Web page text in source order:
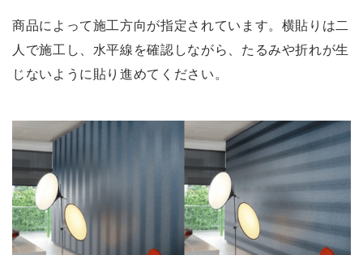
商品によって施工方向が指定されています。横貼りは二
人で施工し、水平線を確認しながら、たるみや折れが生
じないように貼り進めてください。